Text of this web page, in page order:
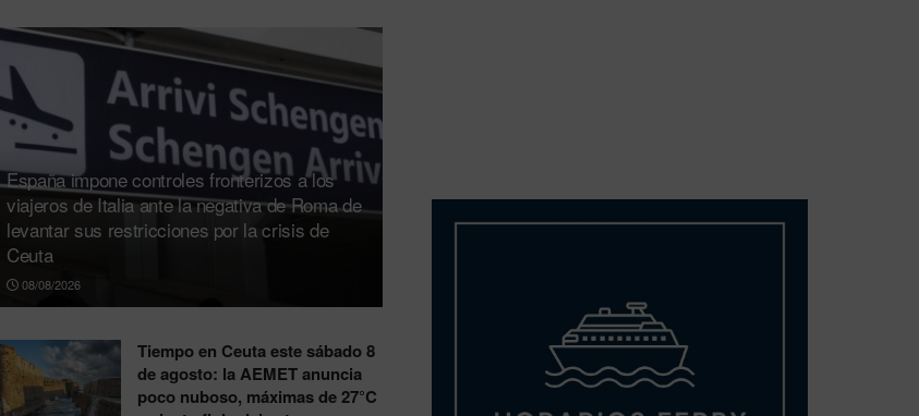
España impone controles fronterizos a los
viajeros de Italia ante la negativa de Roma de
levantar sus restricciones por la crisis de
Ceuta
08/08/2026
Tiempo en Ceuta este sábado 8
de agosto: la AEMET anuncia
poco nuboso, máximas de 27°C